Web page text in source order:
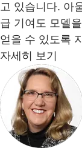
고 있습니다. 아
급 기여도 모델
얻을 수 있도록
자세히 보기